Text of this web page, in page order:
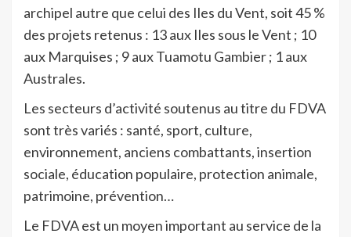
archipel autre que celui des Iles du Vent, soit 45 %
des projets retenus : 13 aux Iles sous le Vent ; 10
aux Marquises ; 9 aux Tuamotu Gambier ; 1 aux
Australes.
Les secteurs d’activité soutenus au titre du FDVA
sont très variés : santé, sport, culture,
environnement, anciens combattants, insertion
sociale, éducation populaire, protection animale,
patrimoine, prévention…
Le FDVA est un moyen important au service de la